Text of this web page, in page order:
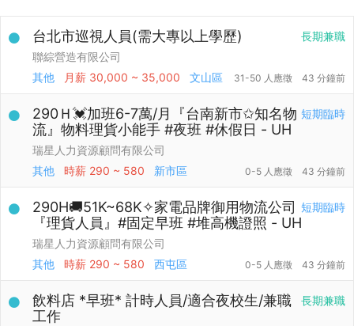
長期兼職
台北市巡視人員(需大專以上學歷)
聯綜營造有限公司
其他
月薪 30,000 ~ 35,000 文山區 31-50 人應徵 43 分鐘前
短期臨時
290Ｈ💓加班6-7萬/月『台南新市✩知名物
流』物料理貨小能手 #夜班 #休假日 - UH
瑞星人力資源顧問有限公司
其他
時薪 290 ~ 580 新市區 0-5 人應徵 43 分鐘前
短期臨時
290H🚚51K~68K✧家電品牌御用物流公司
『理貨人員』#固定早班 #堆高機證照 - UH
瑞星人力資源顧問有限公司
其他
時薪 290 ~ 580 西屯區 0-5 人應徵 43 分鐘前
長期兼職
飲料店 *早班* 計時人員/適合夜校生/兼職
工作